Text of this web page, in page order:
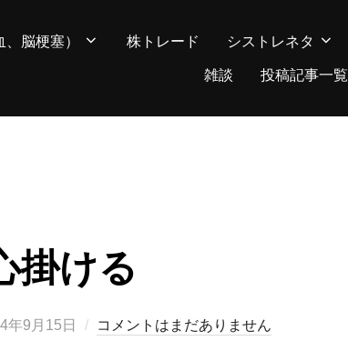
脳梗塞） 株トレード
シストレネタ
雑談
投稿記事一覧
掛ける
年9月15日 コメントはまだありません